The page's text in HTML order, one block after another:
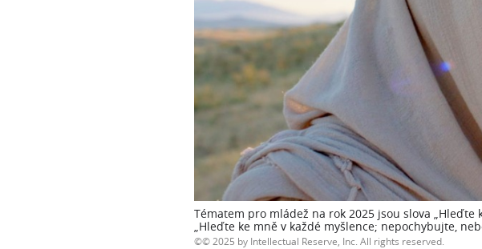
Tématem pro mládež na rok 2025 jsou slova „Hleďte
„Hleďte ke mně v každé myšlence; nepochybujte,
© 2025 by Intellectual Reserve, Inc. All rights reserved.